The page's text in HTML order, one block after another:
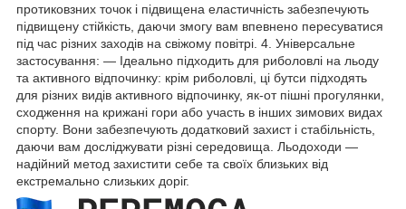
протиковзних точок і підвищена еластичність забезпечують
підвищену стійкість, даючи змогу вам впевнено пересуватися
під час різних заходів на свіжому повітрі. 4. Універсальне
застосування: — Ідеально підходить для риболовлі на льоду
та активного відпочинку: крім риболовлі, ці бутси підходять
для різних видів активного відпочинку, як-от пішні прогулянки,
сходження на крижані гори або участь в інших зимових видах
спорту. Вони забезпечують додатковий захист і стабільність,
даючи вам досліджувати різні середовища. Льодоходи —
надійний метод захистити себе та своїх близьких від
екстремально слизьких доріг.